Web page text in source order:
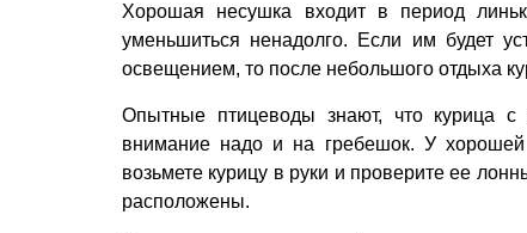
Хорошая несушка входит в период
уменьшиться ненадолго. Если им будет
освещением, то после небольшого отдыха
Опытные птицеводы знают, что курица
внимание надо и на гребешок. У
возьмете курицу в руки и проверите ее
расположены.